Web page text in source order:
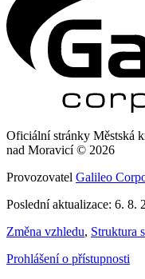
Oficiální stránky Městská
nad Moravicí © 2026
Provozovatel Galileo
Poslední aktualizace: 6. 8.
Změna vzhledu, Struktura
Prohlášení o přístupnosti